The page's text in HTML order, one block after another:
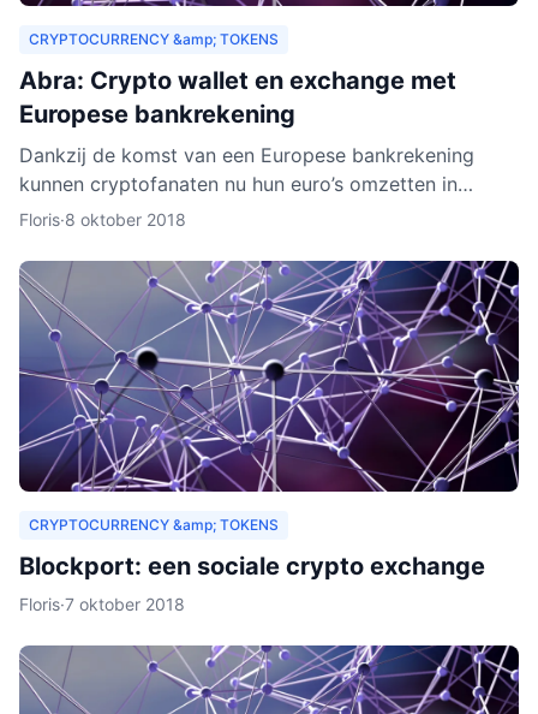
CRYPTOCURRENCY &amp; TOKENS
Abra: Crypto wallet en exchange met
Europese bankrekening
Dankzij de komst van een Europese bankrekening
kunnen cryptofanaten nu hun euro’s omzetten in
cryptogeld. Hiervoor hoeft alleen geld gestort te
Floris·8 oktober 2018
CRYPTOCURRENCY &amp; TOKENS
Blockport: een sociale crypto exchange
Floris·7 oktober 2018